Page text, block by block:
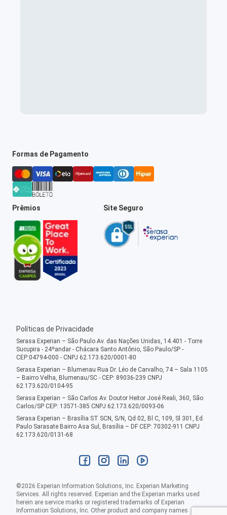
Formas de Pagamento
Prêmios Site Seguro
Políticas de Privacidade
Serasa Experian – São Paulo Av. das Nações Unidas, 14.401 - Torre
Sucupira - 24ºandar - Chácara Santo Antônio, São Paulo/SP -
CEP:04794-000 - CNPJ 62.173.620/0001-80
Serasa Experian – Blumenau Rua Dr. Léo de Carvalho, 74 – Sala 1105
– Bairro Velha, Blumenau/SC - CEP: 89036-239 CNPJ
62.173.620/0104-95
Serasa Experian – São Carlos Av. Doutor Heitor José Reali, 360, São
Carlos/SP CEP: 13571-385 CNPJ 62.173.620/0093-06
Serasa Experian – Brasília ST SCN, S/N, Qd 02, Bl C, 109, Sl 301, Ed.
Paulo Sarasate Bairro Asa Sul, Brasília – DF CEP: 70302-911 CNPJ
62.173.620/0131-68
©2026 Experian Information Solutions, Inc. Experian Marketing
Services. All rights reserved. Experian and the Experian marks used
herein are service marks or registered trademarks of Experian
Information Solutions, Inc. Other product and company names